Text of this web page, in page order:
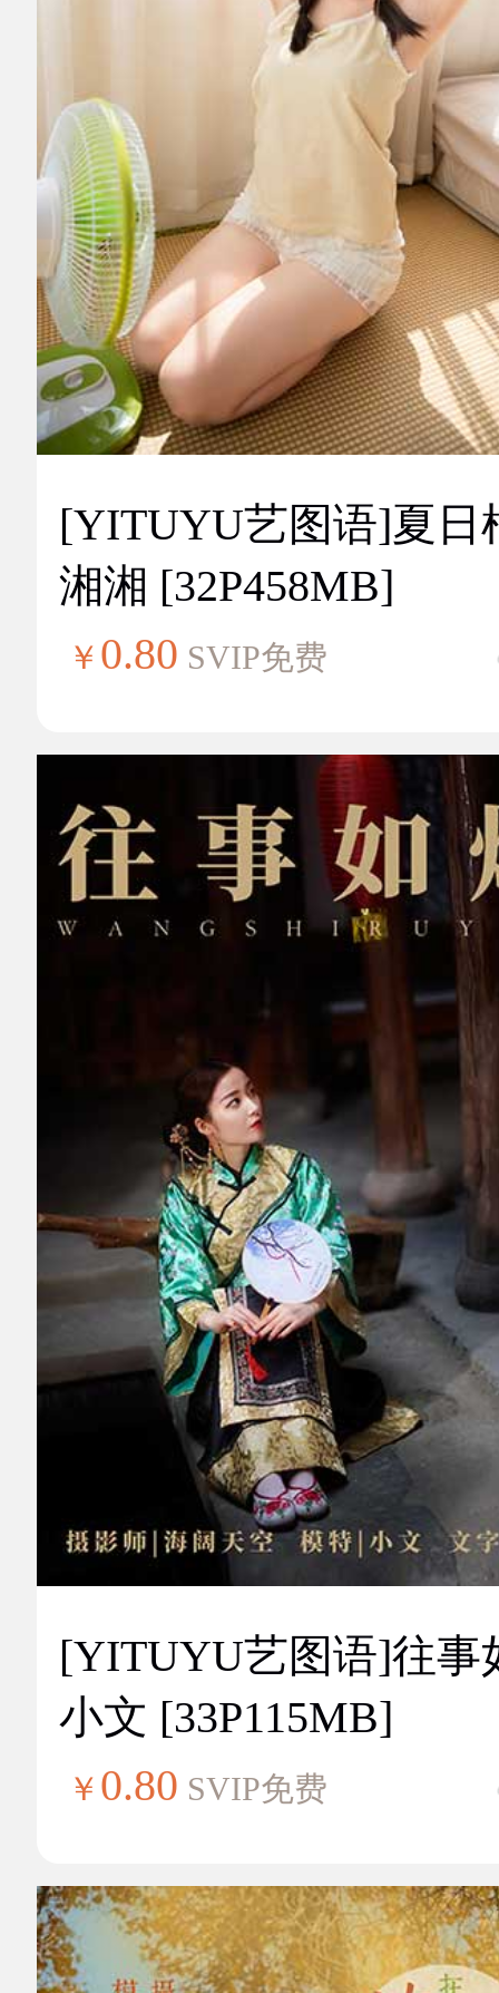
[YITUYU艺图语]夏日
湘湘 [32P458MB]
￥ 0.80 SVIP免费
[YITUYU艺图语]往事
小文 [33P115MB]
￥ 0.80 SVIP免费